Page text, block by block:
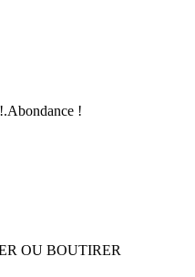
Abondance !
OU BOUTIRER